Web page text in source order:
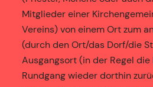
Mitglieder einer
Vereins) von einem Ort zum
(durch den Ort/das Dorf/die
Ausgangsort (in der Regel
Rundgang wieder dorthin